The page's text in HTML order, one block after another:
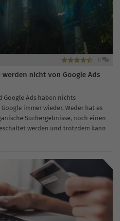
0
werden nicht von Google Ads
Google Ads haben nichts
immer wieder. Weder hat es
Suchergebnisse, noch einen
werden und trotzdem kann